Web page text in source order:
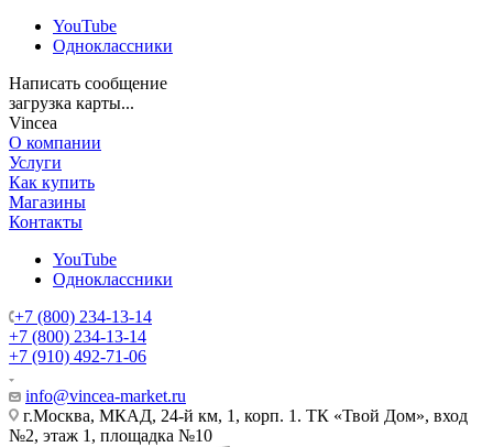
YouTube
Одноклассники
Написать сообщение
загрузка карты...
Vincea
О компании
Услуги
Как купить
Магазины
Контакты
YouTube
Одноклассники
+7 (800) 234-13-14
+7 (800) 234-13-14
+7 (910) 492-71-06
info@vincea-market.ru
г.Москва, МКАД, 24-й км, 1, корп. 1. ТК «Твой Дом», вход
№2, этаж 1, площадка №10